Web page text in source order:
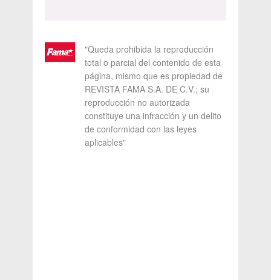
"Queda prohibida la reproducción
total o parcial del contenido de esta
página, mismo que es propiedad de
REVISTA FAMA S.A. DE C.V.; su
reproducción no autorizada
constituye una infracción y un delito
de conformidad con las leyes
aplicables"